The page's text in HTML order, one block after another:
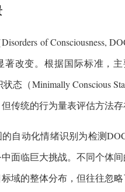
of Consciousness,
改变。根据国际标准，主
态（Minimally Conscious
传统的行为量表评估方法
自动化情绪识别为检测
面临巨大挑战。不同个体
域的整体分布，但往往忽